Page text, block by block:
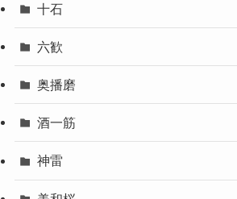
十石
六歓
奥播磨
酒一筋
神雷